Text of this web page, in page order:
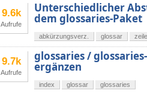
9.6k
Aufrufe
Unterschiedlicher
dem glossaries-Paket
abkürzungsverz. glossar
9.7k
Aufrufe
glossaries /
ergänzen
index glossar glossaries